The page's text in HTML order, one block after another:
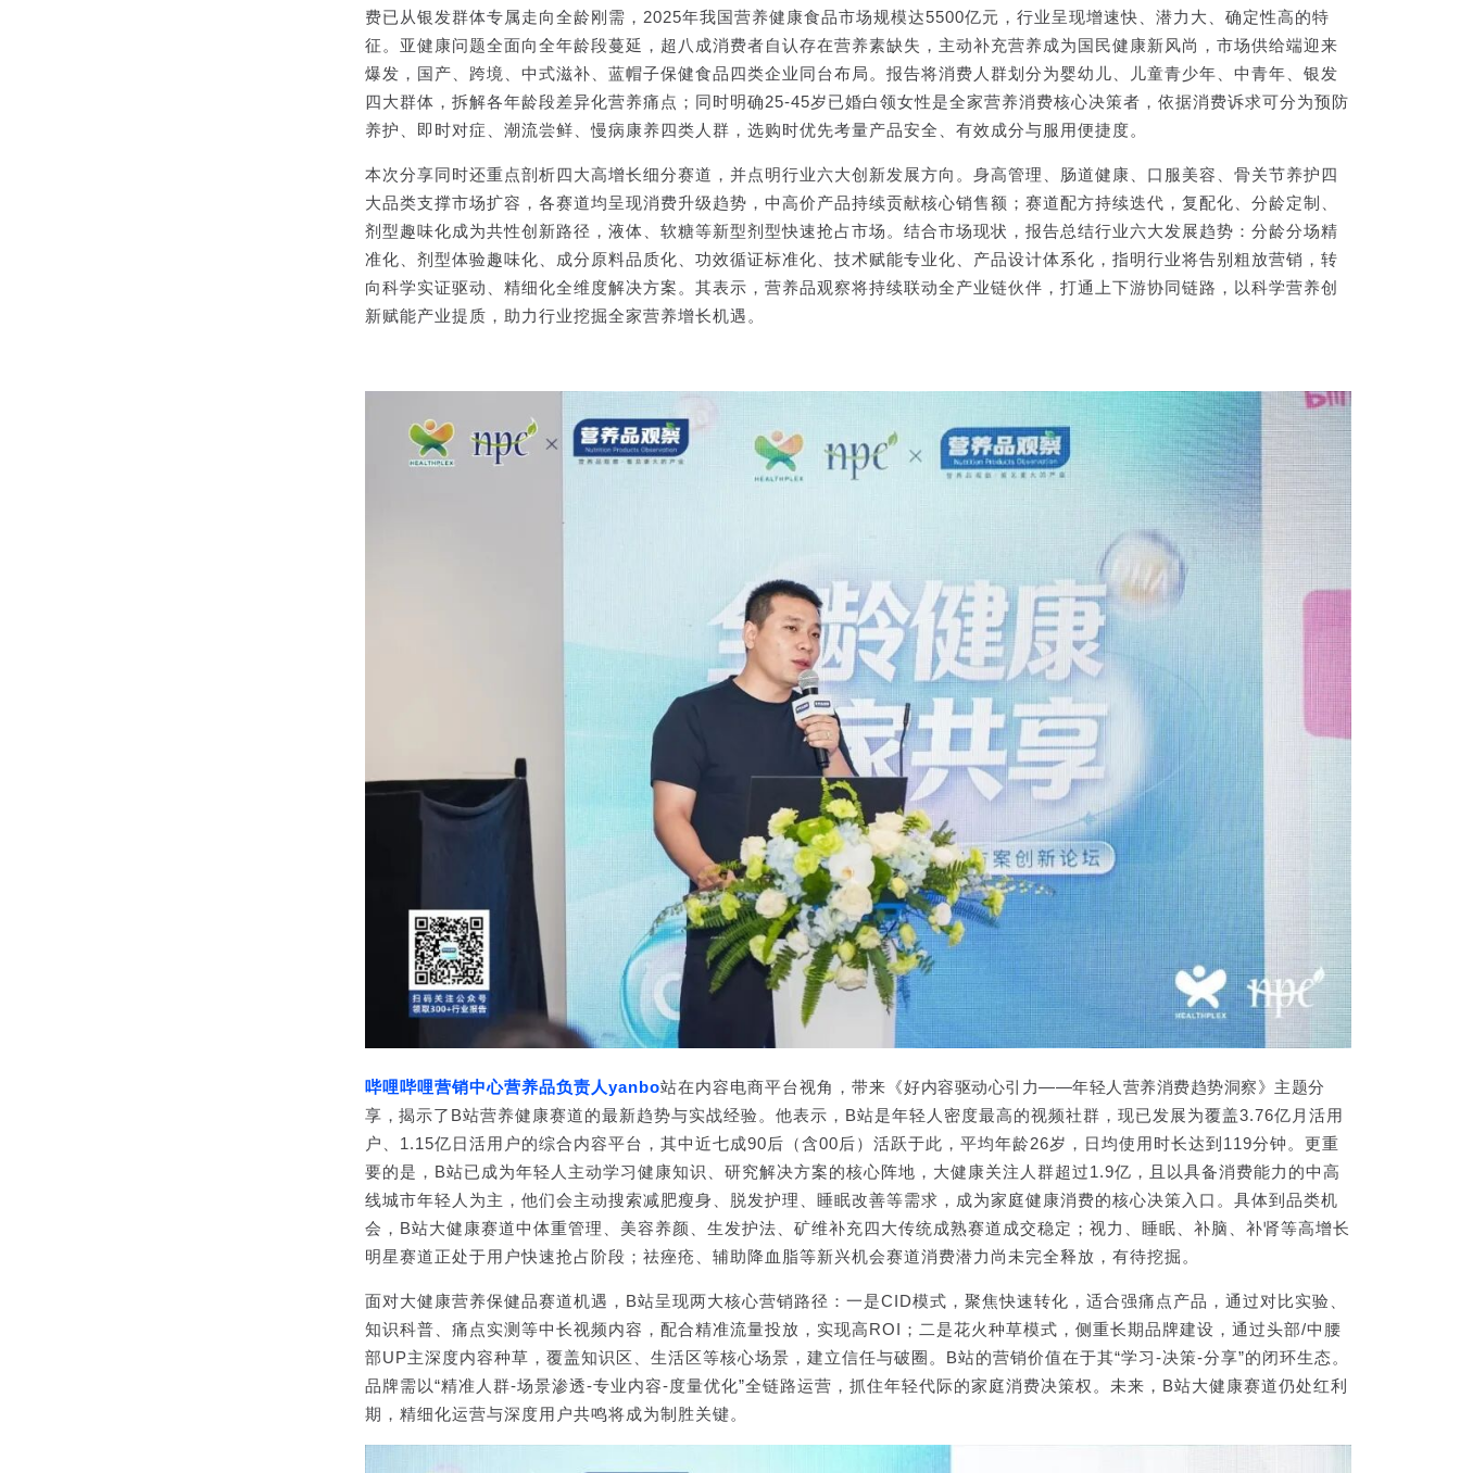
费已从银发群体专属走向全龄刚需，2025年我国营养健康食品市场规模达5500亿元，行业呈现增速快、潜力大、确定性高的特
征。亚健康问题全面向全年龄段蔓延，超八成消费者自认存在营养素缺失，主动补充营养成为国民健康新风尚，市场供给端迎来
爆发，国产、跨境、中式滋补、蓝帽子保健食品四类企业同台布局。报告将消费人群划分为婴幼儿、儿童青少年、中青年、银发
四大群体，拆解各年龄段差异化营养痛点；同时明确25-45岁已婚白领女性是全家营养消费核心决策者，依据消费诉求可分为预防
养护、即时对症、潮流尝鲜、慢病康养四类人群，选购时优先考量产品安全、有效成分与服用便捷度。
本次分享同时还重点剖析四大高增长细分赛道，并点明行业六大创新发展方向。身高管理、肠道健康、口服美容、骨关节养护四
大品类支撑市场扩容，各赛道均呈现消费升级趋势，中高价产品持续贡献核心销售额；赛道配方持续迭代，复配化、分龄定制、
剂型趣味化成为共性创新路径，液体、软糖等新型剂型快速抢占市场。结合市场现状，报告总结行业六大发展趋势：分龄分场精
准化、剂型体验趣味化、成分原料品质化、功效循证标准化、技术赋能专业化、产品设计体系化，指明行业将告别粗放营销，转
向科学实证驱动、精细化全维度解决方案。其表示，营养品观察将持续联动全产业链伙伴，打通上下游协同链路，以科学营养创
新赋能产业提质，助力行业挖掘全家营养增长机遇。
哔哩哔哩营销中心营养品负责人yanbo站在内容电商平台视角，带来《好内容驱动心引力——年轻人营养消费趋势洞察》主题分
享， 揭示了B站营养健康赛道的最新趋势与实战经验。他表示，B站是年轻人密度最高的视频社群，现已发展为覆盖3.76亿月活用
户、1.15亿日活用户的综合内容平台，其中近七成90后（含00后）活跃于此，平均年龄26岁，日均使用时长达到119分钟。更重
要的是，B站已成为年轻人主动学习健康知识、研究解决方案的核心阵地，大健康关注人群超过1.9亿，且以具备消费能力的中高
线城市年轻人为主，他们会主动搜索减肥瘦身、脱发护理、睡眠改善等需求，成为家庭健康消费的核心决策入口。具体到品类机
会，B站大健康赛道中体重管理、美容养颜、生发护法、矿维补充四大传统成熟赛道成交稳定；视力、睡眠、补脑、补肾等高增长
明星赛道正处于用户快速抢占阶段；祛痤疮、辅助降血脂等新兴机会赛道消费潜力尚未完全释放，有待挖掘。
面对大健康营养保健品赛道机遇，B站呈现两大核心营销路径：一是CID模式，聚焦快速转化，适合强痛点产品，通过对比实验、
知识科普、痛点实测等中长视频内容，配合精准流量投放，实现高ROI；二是花火种草模式，侧重长期品牌建设，通过头部/中腰
部UP主深度内容种草，覆盖知识区、生活区等核心场景，建立信任与破圈。B站的营销价值在于其“学习-决策-分享”的闭环生态。
品牌需以“精准人群-场景渗透-专业内容-度量优化”全链路运营，抓住年轻代际的家庭消费决策权。未来，B站大健康赛道仍处红利
期，精细化运营与深度用户共鸣将成为制胜关键。